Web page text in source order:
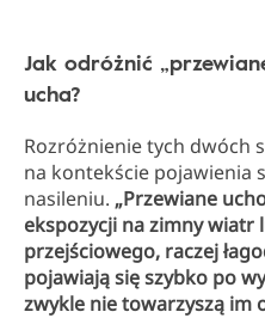
Jak odróżnić
ucha?
Rozróżnienie tych dwóch
na kontekście pojawienia
nasileniu. „Przewiane
ekspozycji na zimny
przejściowego, raczej
pojawiają się szybko po
zwykle nie towarzyszą im